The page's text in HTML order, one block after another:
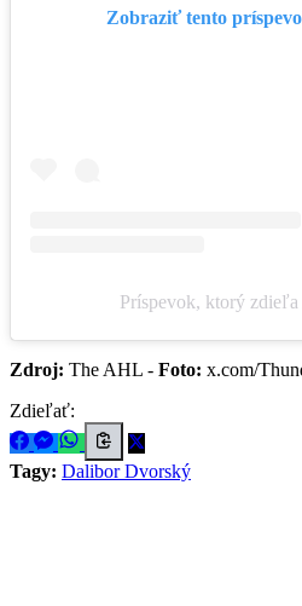
Zobraziť tento
Príspevok, ktorý
Zdroj: The AHL - Foto: x.com/
Zdieľať:
Tagy: Dalibor Dvorský